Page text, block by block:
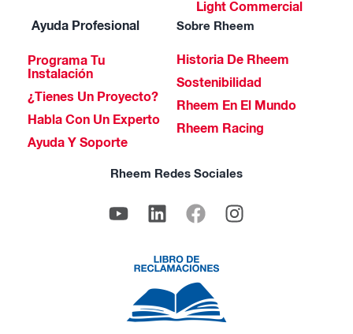
Light Commercial
Ayuda Profesional
Programa Tu
Instalación
¿Tienes Un Proyecto?
Habla Con Un Experto
Ayuda Y Soporte
Sobre Rheem
Historia De Rheem
Sostenibilidad
Rheem En El Mundo
Rheem Racing
Rheem Redes Sociales